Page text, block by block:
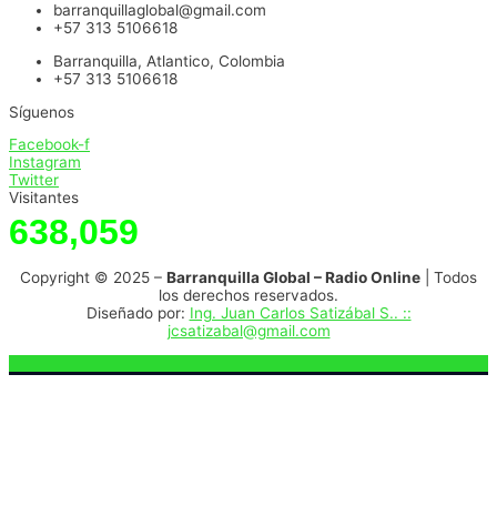
barranquillaglobal@gmail.com
+57 313 5106618
Barranquilla, Atlantico, Colombia
+57 313 5106618
Síguenos
Facebook-f
Instagram
Twitter
Visitantes
638,059
Copyright © 2025 – Barranquilla Global – Radio Online | Todos
los derechos reservados.
Diseñado por: Ing. Juan Carlos Satizábal S.. ::
jcsatizabal@gmail.com